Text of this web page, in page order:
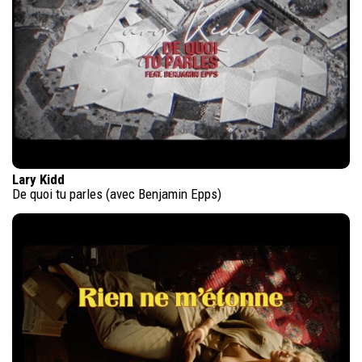
Lary Kidd
De quoi tu parles (avec Benjamin Epps)